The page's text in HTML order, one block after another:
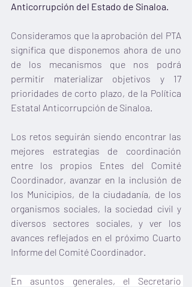
Anticorrupción del Estado de Sinaloa.
Consideramos que la aprobación del PTA
significa que disponemos ahora de uno
de los mecanismos que nos podrá
permitir materializar objetivos y 17
prioridades de corto plazo, de la Política
Estatal Anticorrupción de Sinaloa.
Los retos seguirán siendo encontrar las
mejores estrategias de coordinación
entre los propios Entes del Comité
Coordinador, avanzar en la inclusión de
los Municipios, de la ciudadanía, de los
organismos sociales, la sociedad civil y
diversos sectores sociales, y ver los
avances reflejados en el próximo Cuarto
Informe del Comité Coordinador.
En asuntos generales, el Secretario